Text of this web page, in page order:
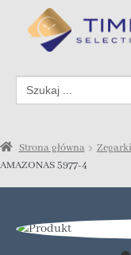
Search
for:
Strona główna
AMAZONAS 5977-4